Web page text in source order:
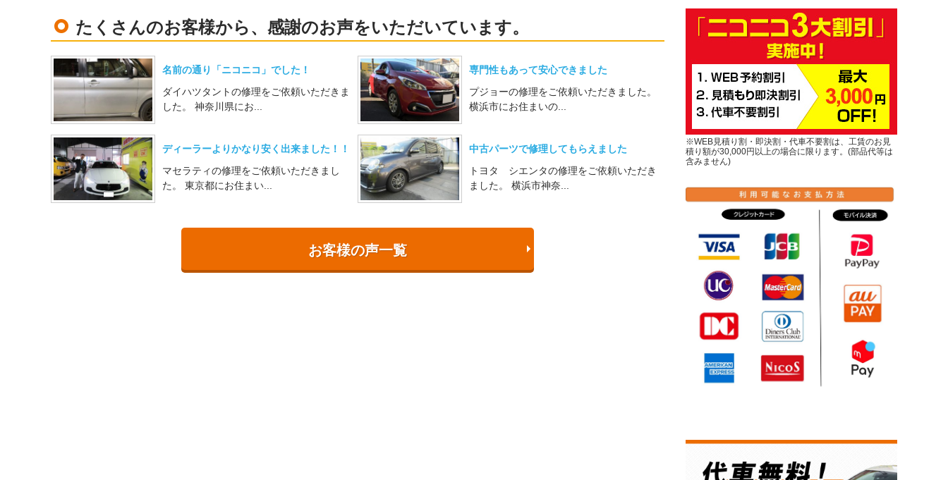
たくさんのお客様から、感謝のお声をいただいています。
名前の通り「ニコニコ」でした！
ダイハツタントの修理をご依頼いただきま
した。 神奈川県にお...
専門性もあって安心できました
プジョーの修理をご依頼いただきました。
横浜市にお住まいの...
ディーラーよりかなり安く出来ました！！
マセラティの修理をご依頼いただきまし
た。 東京都にお住まい...
中古パーツで修理してもらえました
トヨタ シエンタの修理をご依頼いただき
ました。 横浜市神奈...
お客様の声一覧
※WEB見積り割・即決割・代車不要割は、工賃のお見
積り額が30,000円以上の場合に限ります。(部品代等は
含みません)